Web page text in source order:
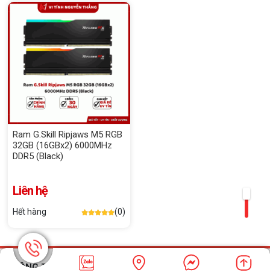
Ram G.Skill Ripjaws M5 RGB
32GB (16GBx2) 6000MHz
DDR5 (Black)
Liên hệ
Hết hàng (0)
THÔNG TIN LIÊN HỆ